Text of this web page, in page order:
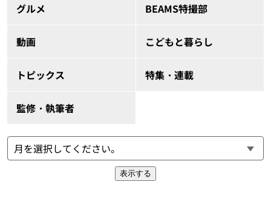
グルメ BEAMS特撮部
動画 こどもと暮らし
トピックス 特集・連載
監修・執筆者
表示する